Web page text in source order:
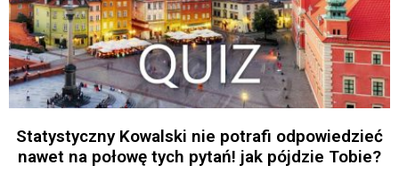
Statystyczny Kowalski nie potrafi odpowiedzieć
nawet na połowę tych pytań! jak pójdzie Tobie?